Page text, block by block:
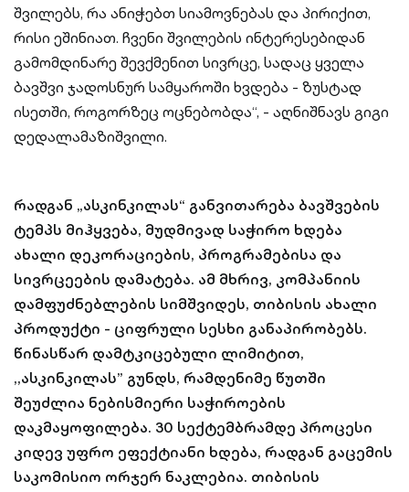
შვილებს, რა ანიჭებთ სიამოვნებას და პირიქით,
რისი ეშინიათ. ჩვენი შვილების ინტერესებიდან
გამომდინარე შევქმენით სივრცე, სადაც ყველა
ბავშვი ჯადოსნურ სამყაროში ხვდება - ზუსტად
ისეთში, როგორზეც ოცნებობდა“, - აღნიშნავს გიგი
დედალამაზიშვილი.
რადგან „ასკინკილას“ განვითარება ბავშვების
ტემპს მიჰყვება, მუდმივად საჭირო ხდება
ახალი დეკორაციების, პროგრამებისა და
სივრცეების დამატება. ამ მხრივ, კომპანიის
დამფუძნებლების სიმშვიდეს, თიბისის ახალი
პროდუქტი - ციფრული სესხი განაპირობებს.
წინასწარ დამტკიცებული ლიმიტით,
,,ასკინკილას” გუნდს, რამდენიმე წუთში
შეუძლია ნებისმიერი საჭიროების
დაკმაყოფილება. 30 სექტემბრამდე პროცესი
კიდევ უფრო ეფექტიანი ხდება, რადგან გაცემის
საკომისიო ორჯერ ნაკლებია. თიბისის